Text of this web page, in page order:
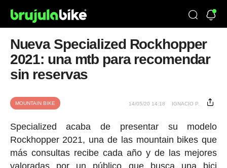
Nueva Specialized Rockhopper
2021: una mtb para recomendar
sin reservas
MOUNTAIN BIKE 14/05/20 14:18 IGNACIO P.
Specialized acaba de presentar su modelo
Rockhopper 2021, una de las mountain bikes que
más consultas recibe cada año y de las mejores
valoradas por un público que busca una bici